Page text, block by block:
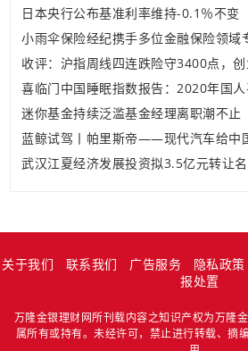
日本央行公布基准利率维持-0.1％不变
小雨伞保险经纪携手多位金融保险领域
收评：沪指周线四连跌险守3400点，创
喜临门中国睡眠指数报告：2020年国
迷你基金持续泛滥基金经理离职潮不止
蓝鲸试驾丨帕里斯帝——现代汽车给中
武汉江夏经济发展投资拟3.5亿元转让名
关于我们 联系我们 广告服务 隐私政策
报处置
万隆金银理财网所刊载内容之知识产权为万隆
属所有或持有。未经许可，禁止进行转载、摘